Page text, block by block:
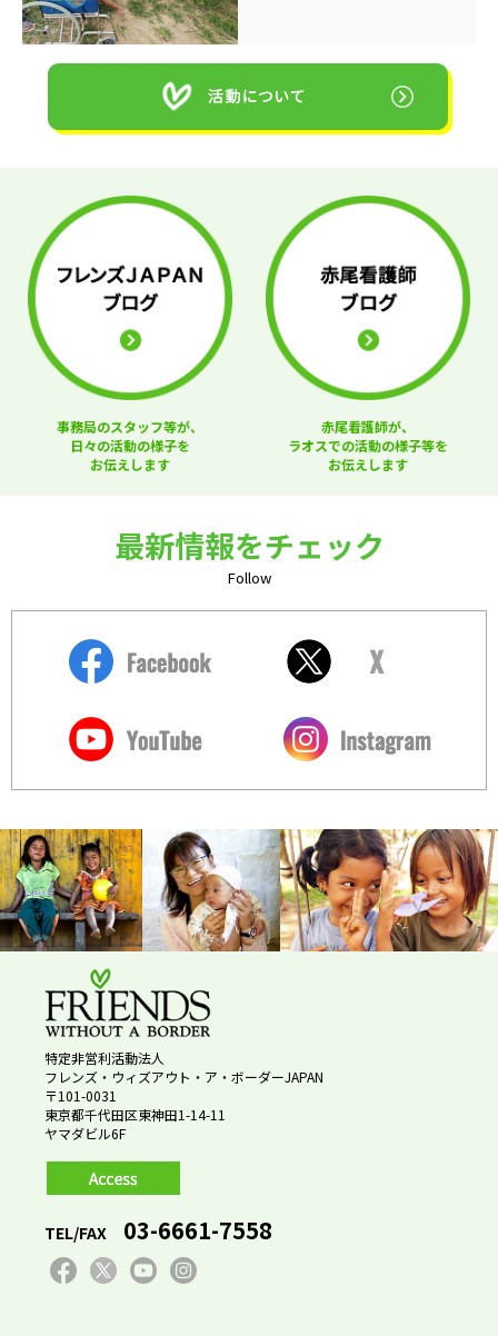
事務局のスタッフ等が、
日々の活動の様子を
お伝えします
赤尾看護師が、
ラオスでの活動の様子等を
お伝えします
最新情報をチェック
Follow
特定非営利活動法人
フレンズ・ウィズアウト・ア・ボーダーJAPAN
〒101-0031
東京都千代田区東神田1-14-11
ヤマダビル6F
TEL/FAX 03-6661-7558